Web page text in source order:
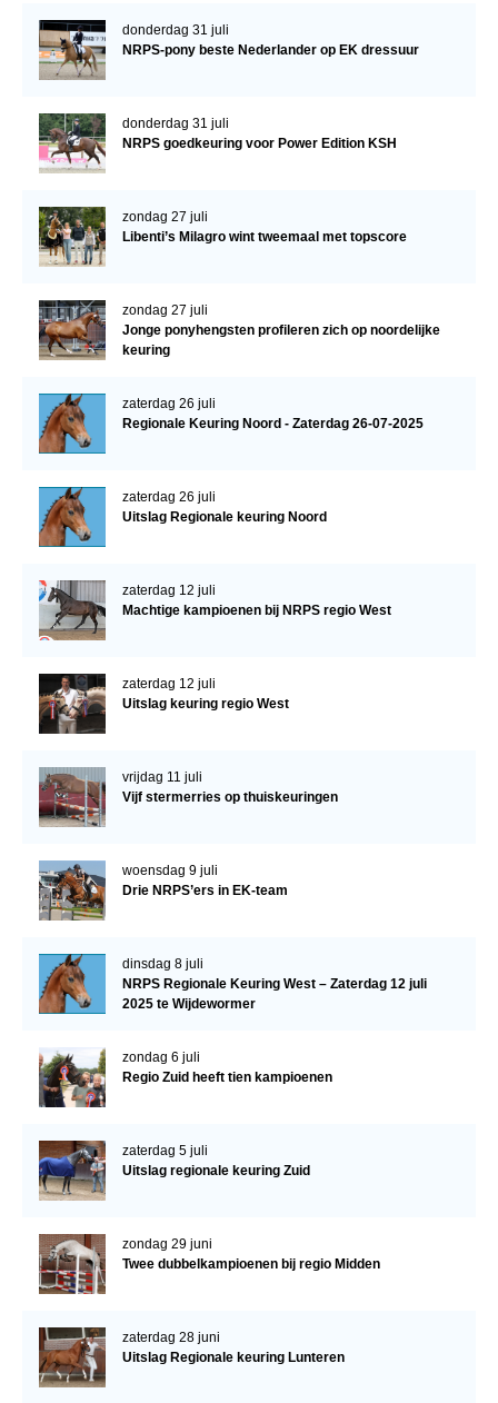
donderdag 31 juli
NRPS-pony beste Nederlander op EK dressuur
donderdag 31 juli
NRPS goedkeuring voor Power Edition KSH
zondag 27 juli
Libenti’s Milagro wint tweemaal met topscore
zondag 27 juli
Jonge ponyhengsten profileren zich op noordelijke
keuring
zaterdag 26 juli
Regionale Keuring Noord - Zaterdag 26-07-2025
zaterdag 26 juli
Uitslag Regionale keuring Noord
zaterdag 12 juli
Machtige kampioenen bij NRPS regio West
zaterdag 12 juli
Uitslag keuring regio West
vrijdag 11 juli
Vijf stermerries op thuiskeuringen
woensdag 9 juli
Drie NRPS’ers in EK-team
dinsdag 8 juli
NRPS Regionale Keuring West – Zaterdag 12 juli
2025 te Wijdewormer
zondag 6 juli
Regio Zuid heeft tien kampioenen
zaterdag 5 juli
Uitslag regionale keuring Zuid
zondag 29 juni
Twee dubbelkampioenen bij regio Midden
zaterdag 28 juni
Uitslag Regionale keuring Lunteren